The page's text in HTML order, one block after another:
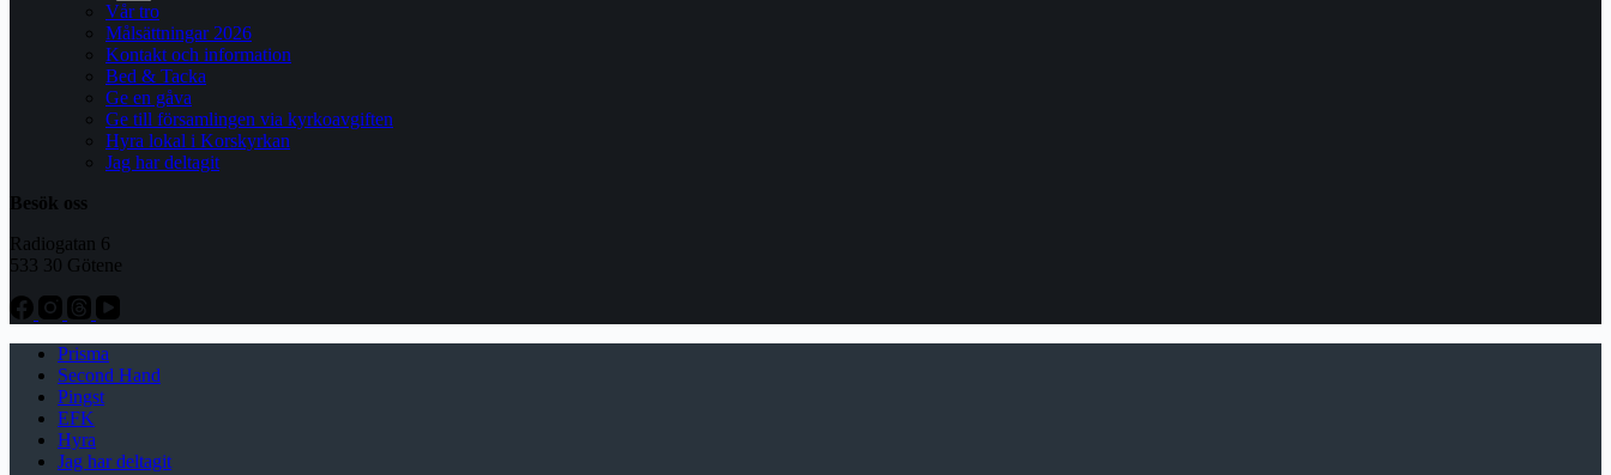
Vår tro
Målsättningar 2026
Kontakt och information
Bed & Tacka
Ge en gåva
Ge till församlingen via kyrkoavgiften
Hyra lokal i Korskyrkan
Jag har deltagit
Besök oss
Radiogatan 6
533 30 Götene
Prisma
Second Hand
Pingst
EFK
Hyra
Jag har deltagit